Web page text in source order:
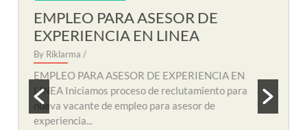
EMPLEO PARA AUXILIAR DE
SOPORTE REMOTO
By Riklarma/
EMPLEO PARA AUXILIAR DE SOPORTE
REMOTO Iniciamos nuevo proceso de consecución
y búsqueda de personal para suplir vacante de
empleo...